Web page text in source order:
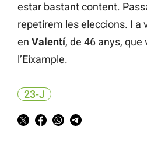
estar bastant content.
repetirem les eleccions. I a
en Valentí, de 46 anys, que
l’Eixample.
23-J